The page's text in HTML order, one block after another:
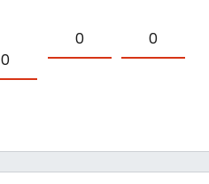
0
0 0